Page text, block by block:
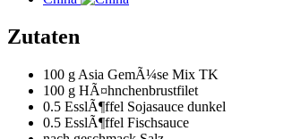
Zutaten
100 g Asia GemÃ¼se Mix TK
100 g HÃ¤hnchenbrustfilet
0.5 EsslÃ¶ffel Sojasauce dunkel
0.5 EsslÃ¶ffel Fischsauce